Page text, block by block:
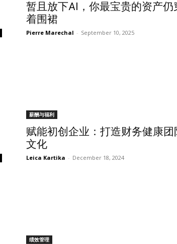
暂且放下AI，你最宝贵的资产仍
着围裙
Pierre Marechal - September 10, 2025
薪酬与福利
赋能初创企业：打造财务健康团
文化
Leica Kartika - December 18, 2024
绩效管理